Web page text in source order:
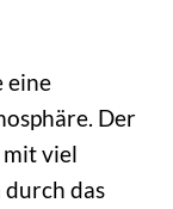
eine
Der
viel
das